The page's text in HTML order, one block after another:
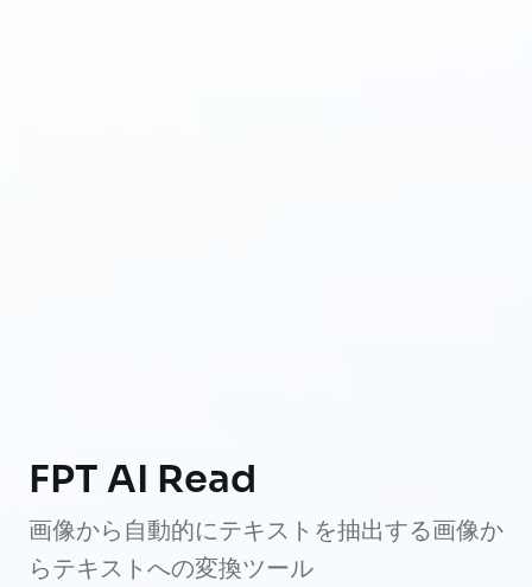
FPT AI Read
画像から自動的にテキストを抽出する画像か
らテキストへの変換ツール